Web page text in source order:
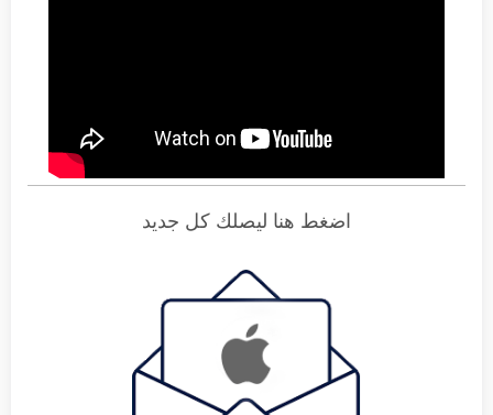
اضغط هنا ليصلك كل جديد